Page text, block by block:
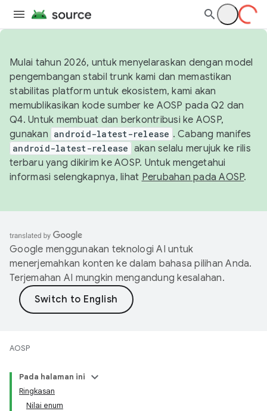
Mulai tahun 2026, untuk menyelaraskan dengan model
pengembangan stabil trunk kami dan memastikan
stabilitas platform untuk ekosistem, kami akan
memublikasikan kode sumber ke AOSP pada Q2 dan
Q4. Untuk membuat dan berkontribusi ke AOSP,
gunakan android-latest-release . Cabang manifes
android-latest-release akan selalu merujuk ke rilis
terbaru yang dikirim ke AOSP. Untuk mengetahui
informasi selengkapnya, lihat Perubahan pada AOSP.
Google menggunakan teknologi AI untuk
menerjemahkan konten ke dalam bahasa pilihan Anda.
Terjemahan AI mungkin mengandung kesalahan.
AOSP
Pada halaman ini
Ringkasan
Nilai enum